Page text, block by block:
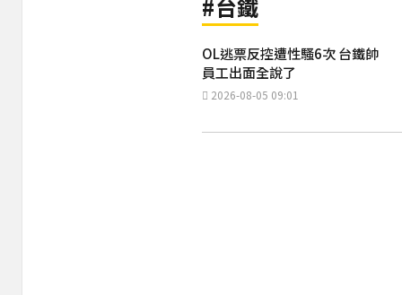
#台鐵
OL逃票反控遭性騷6次 台鐵帥
員工出面全說了
2026-08-05 09:01